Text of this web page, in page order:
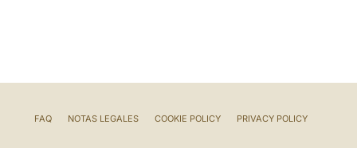
FAQ NOTAS LEGALES COOKIE POLICY PRIVACY POLICY